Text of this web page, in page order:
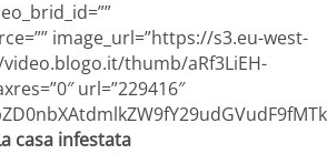
image_url=”https://s3.eu-west-
thumb/aRf3LiEH-
url=”229416″
casa infestata